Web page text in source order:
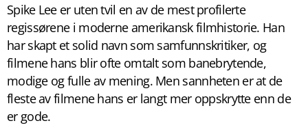
Spike Lee er uten tvil en av de mest profilerte
regissørene i moderne amerikansk filmhistorie. Han
har skapt et solid navn som samfunnskritiker, og
filmene hans blir ofte omtalt som banebrytende,
modige og fulle av mening. Men sannheten er at de
fleste av filmene hans er langt mer oppskrytte enn de
er gode.